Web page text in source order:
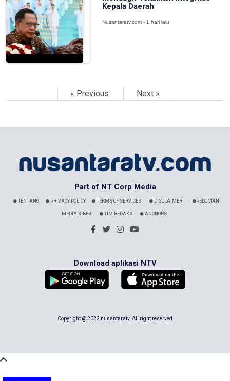
Kepala Daerah
Nusantaratv.com - 1 hari lalu
« Previous Next »
Part of NT Corp Media
TENTANG PRIVACY POLICY TERMS OF SERVICES DISCLAIMER PEDOMAN
MEDIA SIBER TIM REDAKSI ANCHORS
Download aplikasi NTV
Copyright @ 2022 nusantaratv. All right reserved